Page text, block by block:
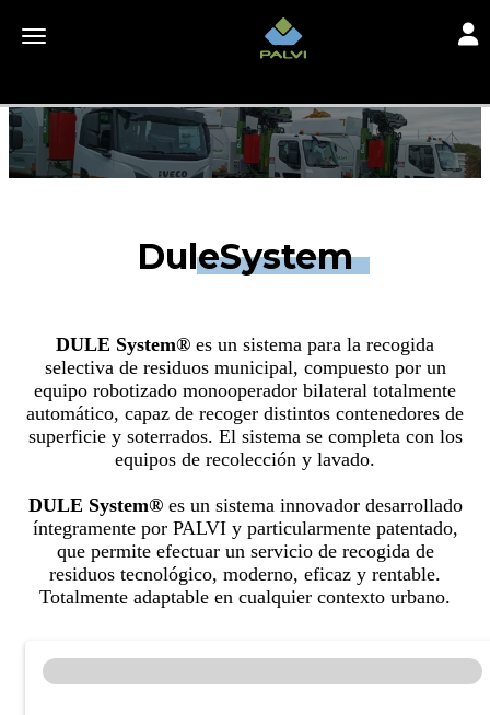
Toggle navigation
DuleSystem
DULE System® es un sistema para la recogida
selectiva de residuos municipal, compuesto por un
equipo robotizado monooperador bilateral totalmente
automático, capaz de recoger distintos contenedores de
superficie y soterrados. El sistema se completa con los
equipos de recolección y lavado.
DULE System®es un sistema innovador desarrollado
íntegramente por PALVI y particularmente patentado,
que permite efectuar un servicio de recogida de
residuos tecnológico, moderno, eficaz y rentable.
Totalmente adaptable en cualquier contexto urbano.